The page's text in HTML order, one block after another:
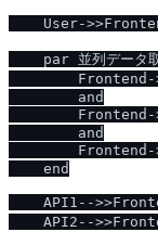
User-
par 並列データ
Frontend-
        and
Frontend-
        and
Frontend-
    end
API1--
API2--